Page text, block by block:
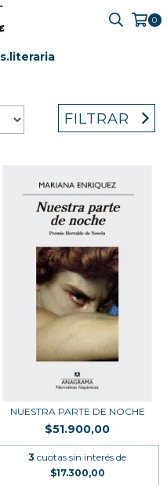
0
FILTRAR
NUESTRA PARTE DE NOCHE
$51.900,00
3 cuotas sin interés de
$17.300,00